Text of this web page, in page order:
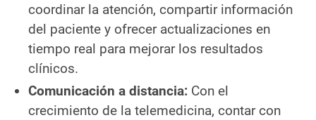
coordinar la atención, compartir información
del paciente y ofrecer actualizaciones en
tiempo real para mejorar los resultados
clínicos.
Comunicación a distancia: Con el
crecimiento de la telemedicina, contar con